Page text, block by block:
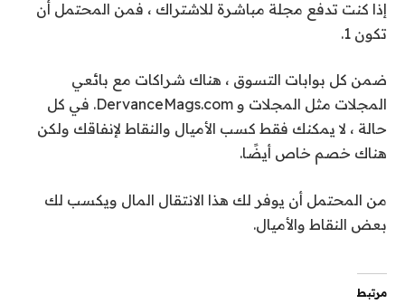
إذا كنت تدفع مجلة مباشرة للاشتراك ، فمن المحتمل أن
تكون 1.
ضمن كل بوابات التسوق ، هناك شراكات مع بائعي
المجلات مثل المجلات و DervanceMags.com. في كل
حالة ، لا يمكنك فقط كسب الأميال والنقاط لإنفاقك ولكن
هناك خصم خاص أيضًا.
من المحتمل أن يوفر لك هذا الانتقال المال ويكسب لك
بعض النقاط والأميال.
مرتبط